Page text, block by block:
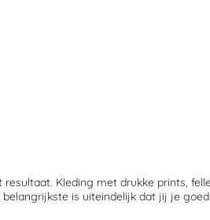
Kleding met drukke prints,
is uiteindelijk dat jij je goed